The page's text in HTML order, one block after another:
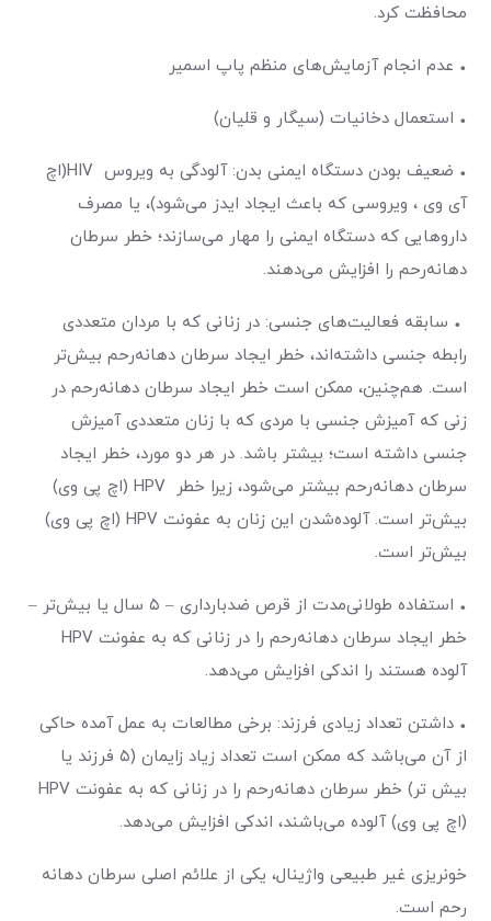
محافظت کرد.
• عدم انجام آزمایش‌های منظم پاپ اسمیر
• استعمال دخانیات (سیگار و قلیان)
• ضعیف بودن دستگاه ایمنی بدن: آلودگی به ویروس HIV(اچ
آی وی ، ویروسی که باعث ایجاد ایدز می‌شود)، یا مصرف
دارو‌هایی که دستگاه ایمنی را مهار می‌سازند؛ خطر سرطان
دهانه‌رحم را افزایش می‌دهند.
• سابقه فعالیت‌های جنسی: در زنانی که با مردان متعددی
رابطه جنسی داشته‌اند، خطر ایجاد سرطان دهانه‌رحم بیش‌تر
است. هم‌چنین، ممکن است خطر ایجاد سرطان دهانه‌رحم در
زنی که آمیزش جنسی با مردی که با زنان متعددی آمیزش
جنسی داشته است؛ بیشتر باشد. در هر دو مورد، خطر ایجاد
سرطان دهانه‌رحم بیشتر ‌می‌شود، زیرا خطر HPV (اچ پی وی)
بیش‌تر است. آلوده‌شدن این زنان به عفونت HPV (اچ پی وی)
بیش‌تر است.
• استفاده طولانی‌مدت از قرص ضدبارداری – ۵ سال یا بیش‌تر –
خطر ایجاد سرطان دهانه‌رحم را در زنانی که به عفونت HPV
آلوده هستند را اندکی افزایش می‌دهد.
• داشتن تعداد زیادی فرزند: برخی مطالعات به عمل آمده حاکی
از آن می‌باشد که ممکن است تعداد زیاد زایمان (۵ فرزند یا
بیش تر) خطر سرطان دهانه‌رحم را در زنانی که به عفونت HPV
(اچ پی وی) آلوده می‌باشند، اندکی افزایش می‌دهد.
خونریزی غیر طبیعی واژینال، یکی از علائم اصلی سرطان دهانه
رحم است.